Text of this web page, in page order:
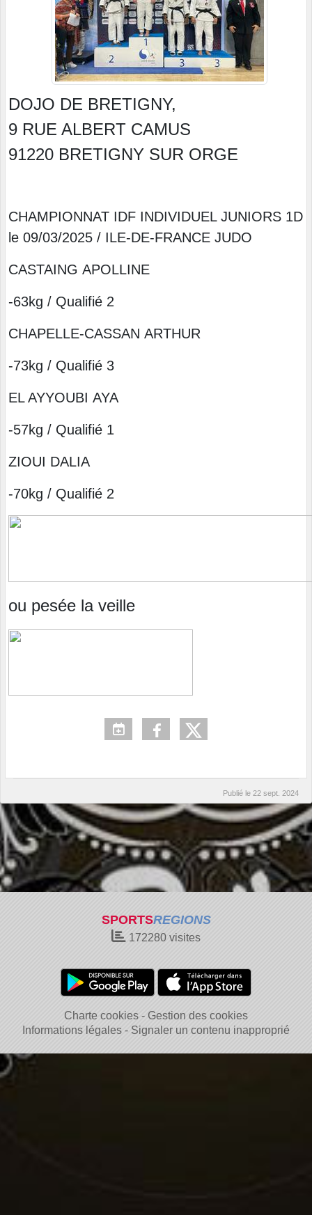
DOJO DE BRETIGNY,
9 RUE ALBERT CAMUS
91220 BRETIGNY SUR ORGE
CHAMPIONNAT IDF INDIVIDUEL JUNIORS 1D
le 09/03/2025 / ILE-DE-FRANCE JUDO
CASTAING APOLLINE
-63kg / Qualifié 2
CHAPELLE-CASSAN ARTHUR
-73kg / Qualifié 3
EL AYYOUBI AYA
-57kg / Qualifié 1
ZIOUI DALIA
-70kg / Qualifié 2
ou pesée la veille
Publié le 22 sept. 2024
SPORTSREGIONS
172280 visites
Charte cookies
Gestion des cookies
Informations légales
Signaler un contenu inapproprié